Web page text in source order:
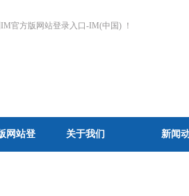
官方版网站登录入口-IM(中国) ！
网站登 关于我们 新闻